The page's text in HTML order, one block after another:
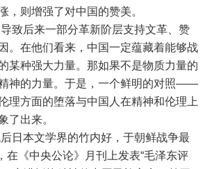
涨，则增强了对中国的赞美。
致后来一部分革新阶层支持文革、赞
。在他们看来，中国一定蕴藏着能够战
某种强大力量。那如果不是物质力量的
神的力量。于是，一个鲜明的对照——
理方面的堕落与中国人在精神和伦理上
象了出来。
日本文学界的竹内好，于朝鲜战争最
在《中央公论》月刊上发表“毛泽东评